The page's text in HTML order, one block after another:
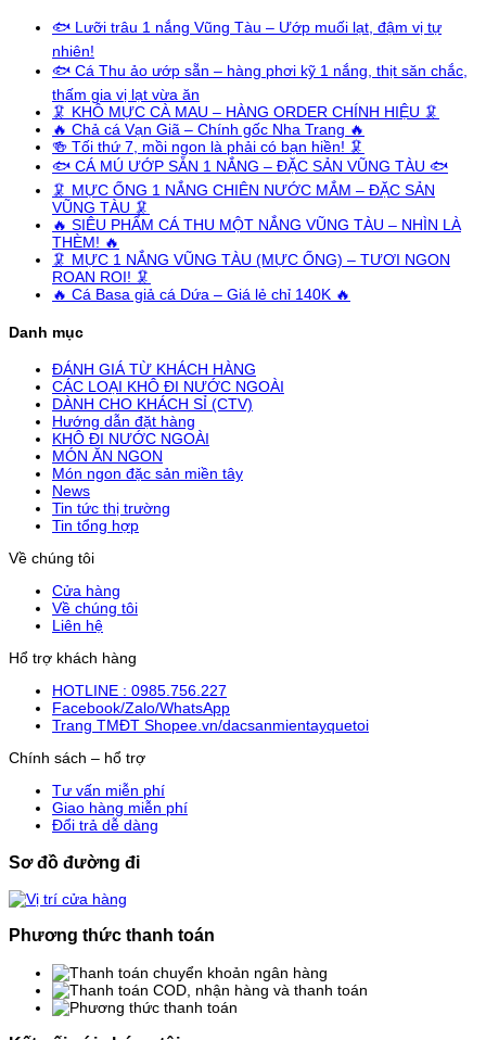
🐟 Lưỡi trâu 1 nắng Vũng Tàu – Ướp muối lạt, đậm vị tự
nhiên!
🐟 Cá Thu ảo ướp sẵn – hàng phơi kỹ 1 nắng, thịt săn chắc,
thấm gia vị lạt vừa ăn
🦑 KHÔ MỰC CÀ MAU – HÀNG ORDER CHÍNH HIỆU 🦑
🔥 Chả cá Vạn Giã – Chính gốc Nha Trang 🔥
🍻 Tối thứ 7, mồi ngon là phải có bạn hiền! 🦑
🐟 CÁ MÚ ƯỚP SẴN 1 NẮNG – ĐẶC SẢN VŨNG TÀU 🐟
🦑 MỰC ỐNG 1 NẮNG CHIÊN NƯỚC MẮM – ĐẶC SẢN
VŨNG TÀU 🦑
🔥 SIÊU PHẨM CÁ THU MỘT NẮNG VŨNG TÀU – NHÌN LÀ
THÈM! 🔥
🦑 MỰC 1 NẮNG VŨNG TÀU (MỰC ỐNG) – TƯƠI NGON
ROAN ROI! 🦑
🔥 Cá Basa giả cá Dứa – Giá lẻ chỉ 140K 🔥
Danh mục
ĐÁNH GIÁ TỪ KHÁCH HÀNG
CÁC LOẠI KHÔ ĐI NƯỚC NGOÀI
DÀNH CHO KHÁCH SỈ (CTV)
Hướng dẫn đặt hàng
KHÔ ĐI NƯỚC NGOÀI
MÓN ĂN NGON
Món ngon đặc sản miền tây
News
Tin tức thị trường
Tin tổng hợp
Về chúng tôi
Cửa hàng
Về chúng tôi
Liên hệ
Hổ trợ khách hàng
HOTLINE : 0985.756.227
Facebook/Zalo/WhatsApp
Trang TMĐT Shopee.vn/dacsanmientayquetoi
Chính sách – hổ trợ
Tư vấn miễn phí
Giao hàng miễn phí
Đổi trả dễ dàng
Sơ đồ đường đi
Phương thức thanh toán